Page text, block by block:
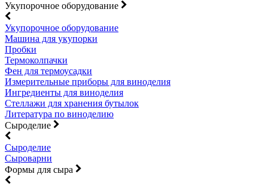
Укупорочное оборудование
Укупорочное оборудование
Машина для укупорки
Пробки
Термоколпачки
Фен для термоусадки
Измерительные приборы для виноделия
Ингредиенты для виноделия
Стеллажи для хранения бутылок
Литература по виноделию
Сыроделие
Сыроделие
Сыроварни
Формы для сыра